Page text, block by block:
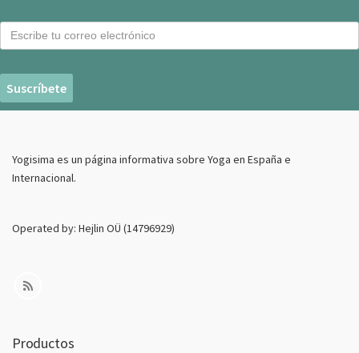
o
e
Yogisima es un página informativa sobre Yoga en España e
Internacional.
Operated by: Hejlin OÜ (14796929)
Productos